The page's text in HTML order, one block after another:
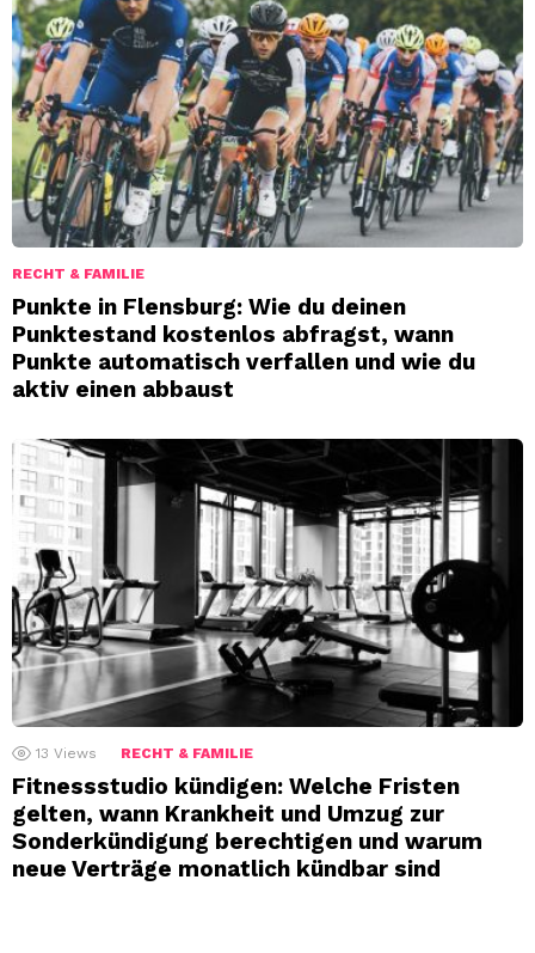
RECHT & FAMILIE
Punkte in Flensburg: Wie du deinen
Punktestand kostenlos abfragst, wann
Punkte automatisch verfallen und wie du
aktiv einen abbaust
13 Views RECHT & FAMILIE
Fitnessstudio kündigen: Welche Fristen
gelten, wann Krankheit und Umzug zur
Sonderkündigung berechtigen und warum
neue Verträge monatlich kündbar sind